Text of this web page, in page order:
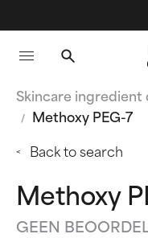
Skincare
Methoxy PEG-7
Back to search
Methoxy
GEEN